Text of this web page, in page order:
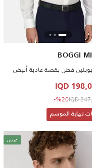
BOGGI
قطن بقصة عادية أبيض
Price
to 198,000.00 IQD
%20-
نهاية الموسم